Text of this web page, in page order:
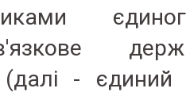
(далі - єдиний